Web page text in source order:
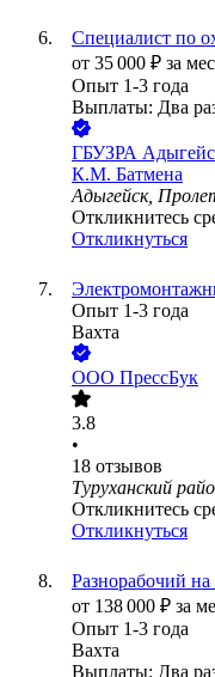
Специалист по
от 35 000 ₽ за
Опыт 1-3 года
Выплаты: Два
ГБУЗРА
К.М. Батмена
Адыгейск,
Откликнитесь
Откликнуться
Опыт 1-3 года
Вахта
ООО ПрессБук
3.8
•
18 отзывов
Туруханский
Откликнитесь
Откликнуться
Разнорабочий
от 138 000 ₽ за
Опыт 1-3 года
Вахта
Выплаты: Два